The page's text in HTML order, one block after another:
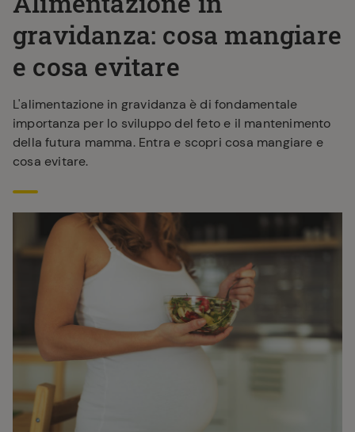
gravidanza: cosa mangiare
e cosa evitare
L'alimentazione in gravidanza è di fondamentale
importanza per lo sviluppo del feto e il mantenimento
della futura mamma. Entra e scopri cosa mangiare e
cosa evitare.